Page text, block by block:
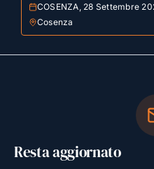
COSENZA, 28 Settembre
Cosenza
Resta aggiornato